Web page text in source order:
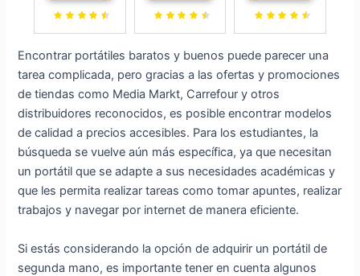
Ordenador
FullHD (ARM
Cortex A73
MT8183, 8GB
RAM, 64GB
SSD,
ChromeOS)
Plata - Teclado
QWERTY
Español
Ordenadores
Pulgadas 6GB
RAM 128GB
ROM
Expansión
SSD 1TB,
Bluetooth 4.2
USB HDMI
Apoyo Ratón
Inalambrico &
Pegatinas
Español-Plata
Expansión
2.8Ghz Intel
N4020 Ligero
Portátiles PC
2.4G+5G WiFi
Bluetooth 4.2
HDMI con
ratón
inalambrico &
Pegatinas
Teclado
Encontrar portátiles baratos y buenos puede parecer una
tarea complicada, pero gracias a las ofertas y promociones
de tiendas como Media Markt, Carrefour y otros
distribuidores reconocidos, es posible encontrar modelos
de calidad a precios accesibles. Para los estudiantes, la
búsqueda se vuelve aún más específica, ya que necesitan
un portátil que se adapte a sus necesidades académicas y
que les permita realizar tareas como tomar apuntes, realizar
trabajos y navegar por internet de manera eficiente.
Si estás considerando la opción de adquirir un portátil de
segunda mano, es importante tener en cuenta algunos